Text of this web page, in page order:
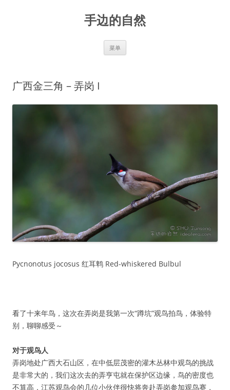
手边的自然
菜单
广西金三角 – 弄岗 I
Pycnonotus jocosus 红耳鹎 Red-whiskered Bulbul
看了十来年鸟，这次在弄岗是我第一次“蹲坑”观鸟拍鸟，体验特
别，聊聊感受～
对于观鸟人
弄岗地处广西大石山区，在中低层茂密的灌木丛林中观鸟的挑战
是非常大的，我们这次去的弄亨屯就在保护区边缘，鸟的密度也
不算高，江苏观鸟会的几位小伙伴很快将奔赴弄岗参加观鸟赛，